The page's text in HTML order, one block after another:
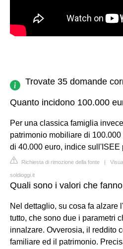
Trovate 35 domande
Quanto incidono 100.000
Per una classica famiglia
patrimonio mobiliare di
di 40.000 euro, indice sull'ISEE
Richiesta di rimozione della fonte |
soldioggi.it
Quali sono i valori che
Nel dettaglio, su cosa fa alzare
tutto, che sono due i parametri
innalzare. Ovverosia, il reddito
familiare ed il patrimonio.